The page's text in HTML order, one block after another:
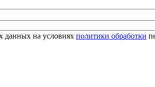
данных на условиях политики обработки